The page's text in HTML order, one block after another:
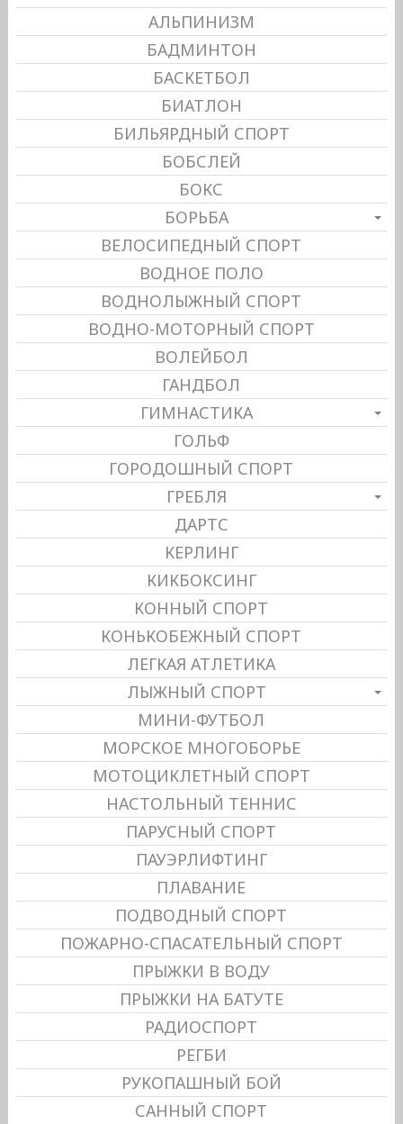
АЛЬПИНИЗМ
БАДМИНТОН
БАСКЕТБОЛ
БИАТЛОН
БИЛЬЯРДНЫЙ СПОРТ
БОБСЛЕЙ
БОКС
БОРЬБА
ВЕЛОСИПЕДНЫЙ СПОРТ
ВОДНОЕ ПОЛО
ВОДНОЛЫЖНЫЙ СПОРТ
ВОДНО-МОТОРНЫЙ СПОРТ
ВОЛЕЙБОЛ
ГАНДБОЛ
ГИМНАСТИКА
ГОЛЬФ
ГОРОДОШНЫЙ СПОРТ
ГРЕБЛЯ
ДАРТС
КЕРЛИНГ
КИКБОКСИНГ
КОННЫЙ СПОРТ
КОНЬКОБЕЖНЫЙ СПОРТ
ЛЕГКАЯ АТЛЕТИКА
ЛЫЖНЫЙ СПОРТ
МИНИ-ФУТБОЛ
МОРСКОЕ МНОГОБОРЬЕ
МОТОЦИКЛЕТНЫЙ СПОРТ
НАСТОЛЬНЫЙ ТЕННИС
ПАРУСНЫЙ СПОРТ
ПАУЭРЛИФТИНГ
ПЛАВАНИЕ
ПОДВОДНЫЙ СПОРТ
ПОЖАРНО-СПАСАТЕЛЬНЫЙ СПОРТ
ПРЫЖКИ В ВОДУ
ПРЫЖКИ НА БАТУТЕ
РАДИОСПОРТ
РЕГБИ
РУКОПАШНЫЙ БОЙ
САННЫЙ СПОРТ